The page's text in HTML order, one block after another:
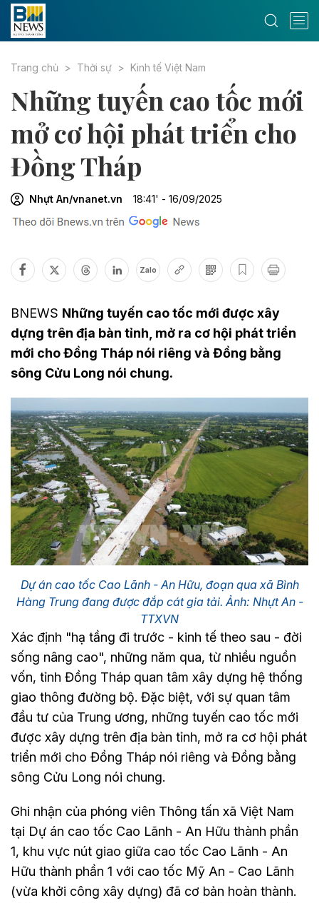
Trang chủ Thời sự Kinh tế Việt Nam
Những tuyến cao tốc mới
mở cơ hội phát triển cho
Đồng Tháp
Nhựt An/vnanet.vn 18:41' - 16/09/2025
Zalo
BNEWS Những tuyến cao tốc mới được xây
dựng trên địa bàn tỉnh, mở ra cơ hội phát triển
mới cho Đồng Tháp nói riêng và Đồng bằng
sông Cửu Long nói chung.
Dự án cao tốc Cao Lãnh - An Hữu, đoạn qua xã Bình
Hàng Trung đang được đắp cát gia tải. Ảnh: Nhựt An -
TTXVN
Xác định "hạ tầng đi trước - kinh tế theo sau - đời
sống nâng cao", những năm qua, từ nhiều nguồn
vốn, tỉnh Đồng Tháp quan tâm xây dựng hệ thống
giao thông đường bộ. Đặc biệt, với sự quan tâm
đầu tư của Trung ương, những tuyến cao tốc mới
được xây dựng trên địa bàn tỉnh, mở ra cơ hội phát
triển mới cho Đồng Tháp nói riêng và Đồng bằng
sông Cửu Long nói chung.
Ghi nhận của phóng viên Thông tấn xã Việt Nam
tại Dự án cao tốc Cao Lãnh - An Hữu thành phần
1, khu vực nút giao giữa cao tốc Cao Lãnh - An
Hữu thành phần 1 với cao tốc Mỹ An - Cao Lãnh
(vừa khởi công xây dựng) đã cơ bản hoàn thành.